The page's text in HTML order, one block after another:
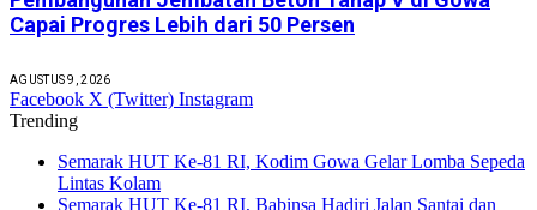
Capai Progres Lebih dari 50 Persen
AGUSTUS 9, 2026
Facebook X (Twitter) Instagram
Trending
Semarak HUT Ke-81 RI, Kodim Gowa Gelar Lomba Sepeda
Lintas Kolam
Semarak HUT Ke-81 RI, Babinsa Hadiri Jalan Santai dan